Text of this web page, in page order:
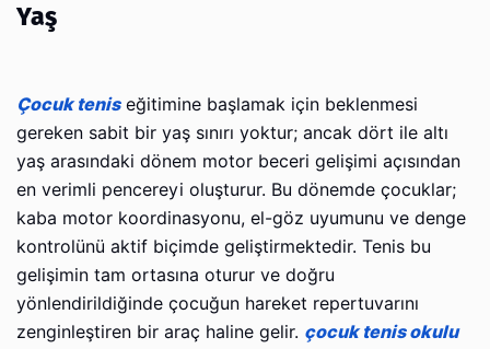
Yaş
Çocuk teniseğitimine başlamak için beklenmesi
gereken sabit bir yaş sınırı yoktur; ancak dört ile altı
yaş arasındaki dönem motor beceri gelişimi açısından
en verimli pencereyi oluşturur. Bu dönemde çocuklar;
kaba motor koordinasyonu, el-göz uyumunu ve denge
kontrolünü aktif biçimde geliştirmektedir. Tenis bu
gelişimin tam ortasına oturur ve doğru
yönlendirildiğinde çocuğun hareket repertuvarını
zenginleştiren bir araç haline gelir. çocuk tenis okulu